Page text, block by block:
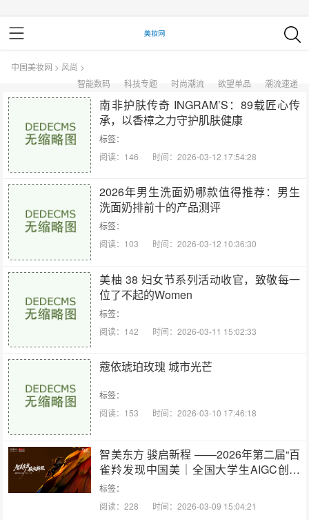
中国美妆网 > 风尚 >
智能数码
科技专题 时尚潮流 欲望单品 潮流速递
南非护肤传奇 INGRAM’S：89载匠心传
承，以香樟之力守护肌肤健康
标签：
阅读：146
时间：2026-03-12 17:54:28
2026年男生洗面奶哪款值得推荐：男生
洗面奶排前十的产品测评
标签：
阅读：103
时间：2026-03-12 10:36:30
美柚 38 妇女节系列活动收官，致敬每一
位了不起的Women
标签：
阅读：142
时间：2026-03-11 15:02:33
蔻依琥珀玫瑰 城市光芒
标签：
阅读：153
时间：2026-03-10 17:46:18
智美东方 骏启新程 ——2026年第二届“百
雀羚发现中国美｜全国大学生AIGC创意
设计大赛”启动
标签：
阅读：228
时间：2026-03-09 15:04:21